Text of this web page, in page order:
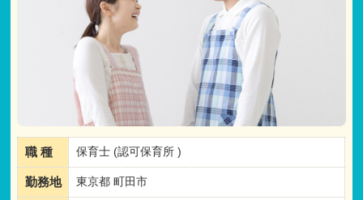
職 種 保育士 (認可保育所 )
勤務地 東京都 町田市